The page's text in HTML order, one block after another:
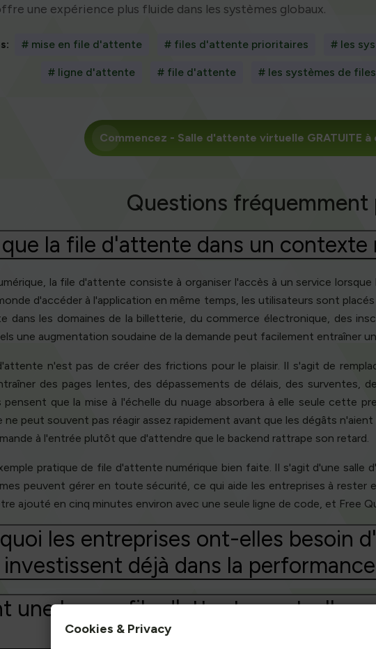
une expérience plus fluide dans les systèmes globaux.
# mise en file d'attente # files d'attente prioritaires # les
# ligne d'attente # file d'attente # les systèmes de
Commencez - Salle d'attente virtuelle GRATUITE
Questions fréquemment
la file d'attente dans un contexte
la file d'attente consiste à organiser l'accès à un service
d'accéder à l'application en même temps, les utilisateurs sont
dans les domaines de la billetterie, du commerce électronique, des
une augmentation soudaine de la demande peut facilement entraîner
n'est pas de créer des frictions pour le plaisir. Il s'agit de
des pages lentes, des dépassements de délais, des
pensent que la mise à l'échelle du nuage absorbera à elle seule cette
ne peut souvent pas réagir assez rapidement avant que les dégâts
à l'entrée plutôt que d'attendre que le backend rattrape son retard.
pratique de file d'attente numérique bien faite. Il s'agit d'une
peuvent gérer en toute sécurité, ce qui aide les entreprises à rester
ajouté en cinq minutes environ avec une seule ligne de code, et Free
les entreprises ont-elles besoin
investissent déjà dans la
une bonne file d'attente peut-elle
plutôt que de lui nuire
Cookies & Privacy